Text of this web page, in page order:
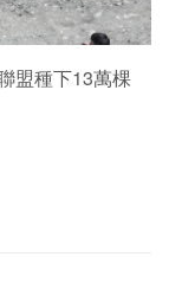
盟種下13萬棵